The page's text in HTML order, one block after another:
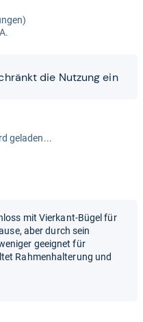
die Nut­zung ein
geladen...
mit Vierkant-Bügel für
aber durch sein
geeignet für
Rahmenhalterung und